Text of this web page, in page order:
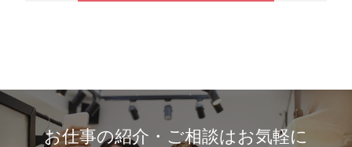
お仕事の紹介・ご相談はお気軽に